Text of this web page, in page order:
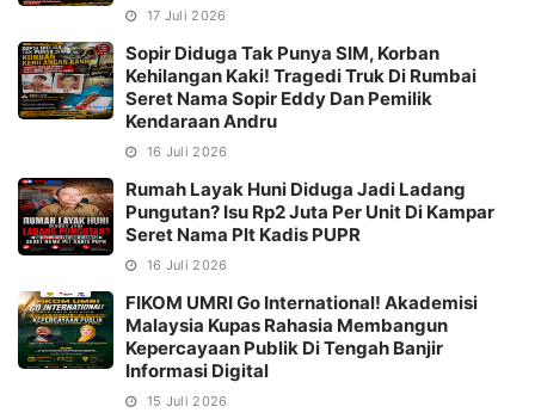
17 Juli 2026
Sopir Diduga Tak Punya SIM, Korban
Kehilangan Kaki! Tragedi Truk Di Rumbai
Seret Nama Sopir Eddy Dan Pemilik
Kendaraan Andru
16 Juli 2026
Rumah Layak Huni Diduga Jadi Ladang
Pungutan? Isu Rp2 Juta Per Unit Di Kampar
Seret Nama Plt Kadis PUPR
16 Juli 2026
FIKOM UMRI Go International! Akademisi
Malaysia Kupas Rahasia Membangun
Kepercayaan Publik Di Tengah Banjir
Informasi Digital
15 Juli 2026